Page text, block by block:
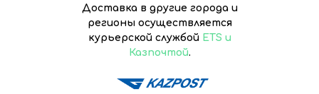
Доставка в другие города и
регионы осуществляется
курьерской службой ETS и
Казпочтой.